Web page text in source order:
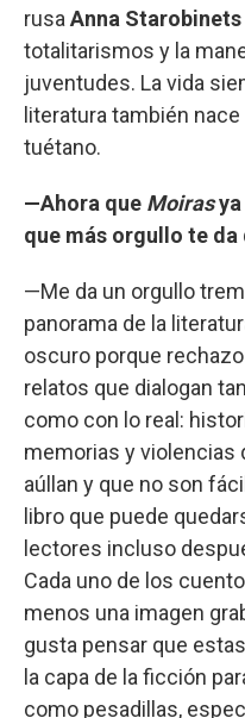
rusa Anna Starobinets
totalitarismos y la
juventudes. La vida
literatura también
tuétano.
—Ahora que Moirasya
que más orgullo te
—Me da un orgullo
panorama de la
oscuro porque
relatos que dialogan
como con lo real:
memorias y violencias
aúllan y que no son
libro que puede
lectores incluso
Cada uno de los
menos una imagen
gusta pensar que
la capa de la ficción
como pesadillas,